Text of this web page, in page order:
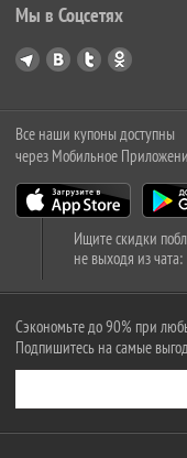
Мы в Соцсетях
Все наши купоны доступны
через Мобильное
Ищите скидки
не выходя из чата:
Сэкономьте до 90% при
Подпишитесь на самые